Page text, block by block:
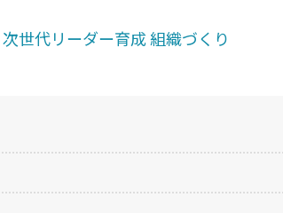
次世代リーダー育成組織づくり